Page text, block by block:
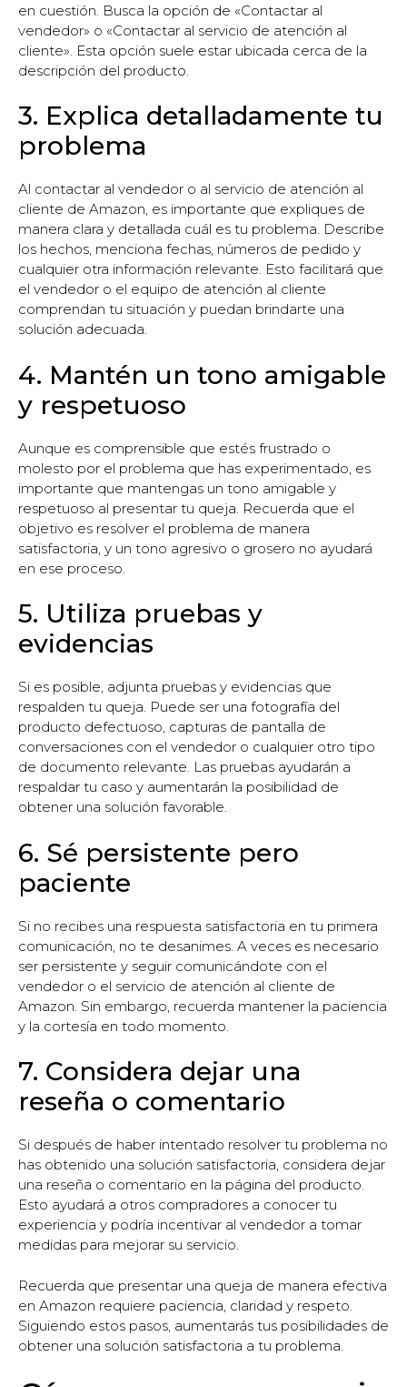
en cuestión. Busca la opción de «Contactar al
vendedor» o «Contactar al servicio de atención al
cliente». Esta opción suele estar ubicada cerca de la
descripción del producto.
3. Explica detalladamente tu
problema
Al contactar al vendedor o al servicio de atención al
cliente de Amazon, es importante que expliques de
manera clara y detallada cuál es tu problema. Describe
los hechos, menciona fechas, números de pedido y
cualquier otra información relevante. Esto facilitará que
el vendedor o el equipo de atención al cliente
comprendan tu situación y puedan brindarte una
solución adecuada.
4. Mantén un tono amigable
y respetuoso
Aunque es comprensible que estés frustrado o
molesto por el problema que has experimentado, es
importante que mantengas un tono amigable y
respetuoso al presentar tu queja. Recuerda que el
objetivo es resolver el problema de manera
satisfactoria, y un tono agresivo o grosero no ayudará
en ese proceso.
5. Utiliza pruebas y
evidencias
Si es posible, adjunta pruebas y evidencias que
respalden tu queja. Puede ser una fotografía del
producto defectuoso, capturas de pantalla de
conversaciones con el vendedor o cualquier otro tipo
de documento relevante. Las pruebas ayudarán a
respaldar tu caso y aumentarán la posibilidad de
obtener una solución favorable.
6. Sé persistente pero
paciente
Si no recibes una respuesta satisfactoria en tu primera
comunicación, no te desanimes. A veces es necesario
ser persistente y seguir comunicándote con el
vendedor o el servicio de atención al cliente de
Amazon. Sin embargo, recuerda mantener la paciencia
y la cortesía en todo momento.
7. Considera dejar una
reseña o comentario
Si después de haber intentado resolver tu problema no
has obtenido una solución satisfactoria, considera dejar
una reseña o comentario en la página del producto.
Esto ayudará a otros compradores a conocer tu
experiencia y podría incentivar al vendedor a tomar
medidas para mejorar su servicio.
Recuerda que presentar una queja de manera efectiva
en Amazon requiere paciencia, claridad y respeto.
Siguiendo estos pasos, aumentarás tus posibilidades de
obtener una solución satisfactoria a tu problema.